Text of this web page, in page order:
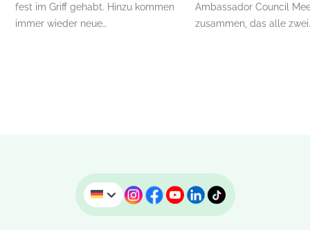
fest im Griff gehabt. Hinzu kommen
immer wieder neue…
Ambassador Council
zusammen, das alle